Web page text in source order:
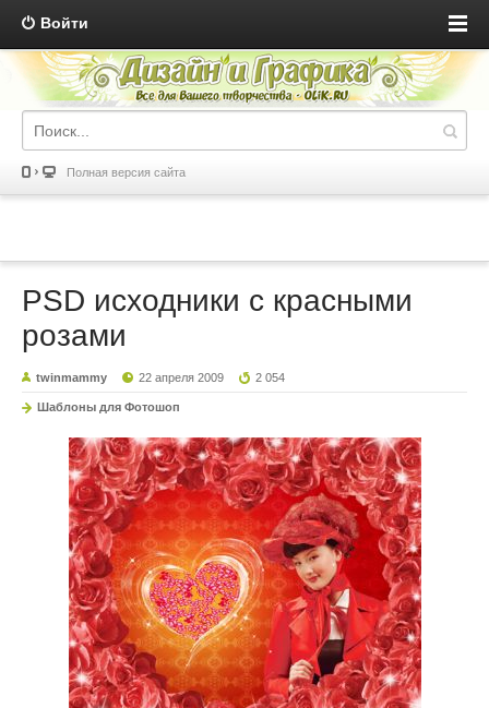
Войти
Полная версия сайта
PSD исходники с красными
розами
twinmammy 22 апреля 2009 2 054
Шаблоны для Фотошоп